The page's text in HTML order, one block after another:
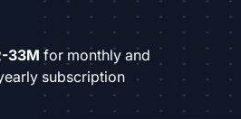
33M for monthly and
subscription